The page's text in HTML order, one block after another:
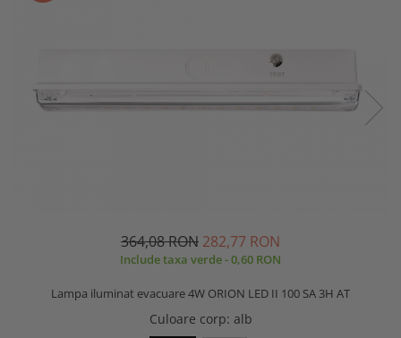
364,08 RON 282,77 RON
Include taxa verde - 0,60 RON
Lampa iluminat evacuare 4W ORION LED II 100 SA 3H AT
Culoare corp: alb